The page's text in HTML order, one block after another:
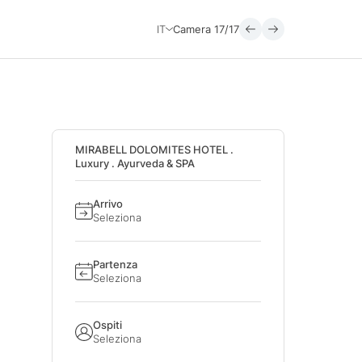
IT Camera 17/17
MIRABELL DOLOMITES HOTEL .
Luxury . Ayurveda & SPA
Arrivo
Seleziona
Partenza
Seleziona
Ospiti
Seleziona